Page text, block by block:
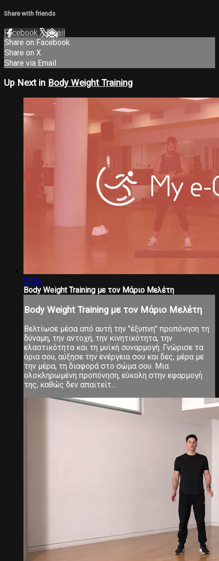
Share with friends
Facebook XEmail
Share on Facebook
Share on X
Share via Email
Up Next in Body Weight Training
27:35
Body Weight Training με τον Μάριο Μελέτη
Body Weight Training με τον Μάριο Μελέτη
Βελτίωσε μέσα από αυτή την "έξυπνη" προπόνηση τη
δύναμη, την αντοχή, την κινητικότητα, την
ελαστικότητα και τη μυϊκή συναρμογή. Γνώρισε τα
όρια σου, αύξησε την ενέργεια σου και δες, μέρα με
την μέρα, τη διαφορά στο σώμα σου. Μια
ολοκληρωμένη προπόνηση, εύκολη στην εφαρμογή
της, καθώς δεν απαιτείτ...